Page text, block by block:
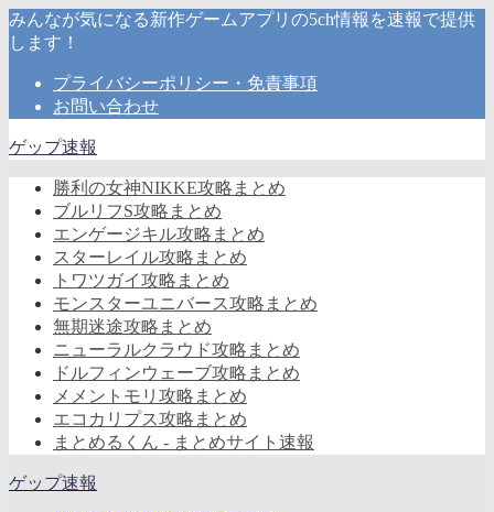
みんなが気になる新作ゲームアプリの5ch情報を速報で提供
します！
プライバシーポリシー・免責事項
お問い合わせ
ゲップ速報
勝利の女神NIKKE攻略まとめ
ブルリフS攻略まとめ
エンゲージキル攻略まとめ
スターレイル攻略まとめ
トワツガイ攻略まとめ
モンスターユニバース攻略まとめ
無期迷途攻略まとめ
ニューラルクラウド攻略まとめ
ドルフィンウェーブ攻略まとめ
メメントモリ攻略まとめ
エコカリプス攻略まとめ
まとめるくん - まとめサイト速報
ゲップ速報